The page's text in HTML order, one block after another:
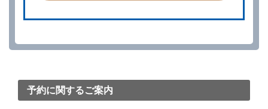
前２項の場合、借受人は、別に定めるところにより予
約申込金を借受人に返還するものとします。
当社の都合により、予約が取り消されたとき、又は貸
予約に関するご案内